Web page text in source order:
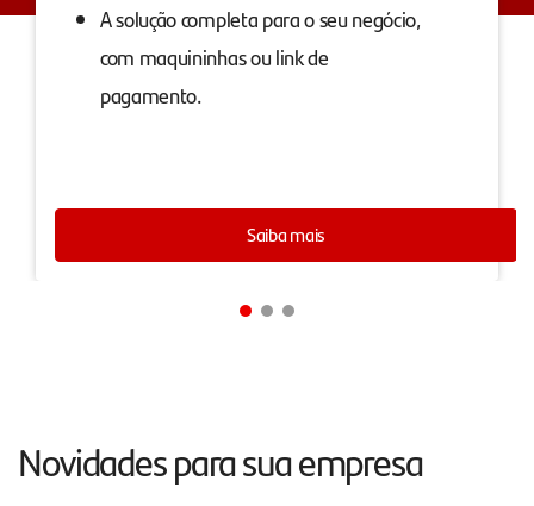
A solução completa para o seu negócio,
com maquininhas ou link de
pagamento.
Saiba mais
Novidades para sua empresa